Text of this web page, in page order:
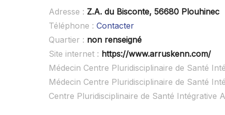
Adresse : Z.A. du Bisconte, 56680 Plouhinec
Téléphone : Contacter
Quartier : non renseigné
Site internet : https://www.arruskenn.com/
Médecin Centre Pluridisciplinaire de Santé
Médecin Centre Pluridisciplinaire de Santé
Centre Pluridisciplinaire de Santé Intégrative